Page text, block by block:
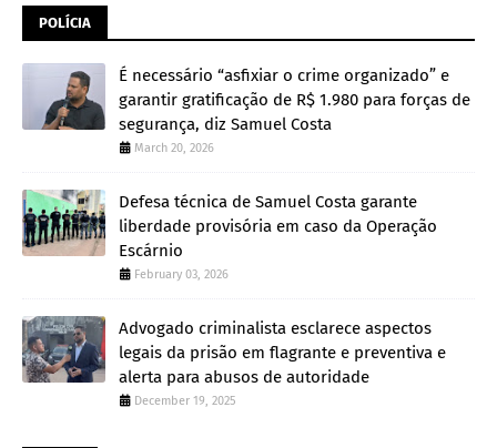
POLÍCIA
É necessário “asfixiar o crime organizado” e
garantir gratificação de R$ 1.980 para forças de
segurança, diz Samuel Costa
March 20, 2026
Defesa técnica de Samuel Costa garante
liberdade provisória em caso da Operação
Escárnio
February 03, 2026
Advogado criminalista esclarece aspectos
legais da prisão em flagrante e preventiva e
alerta para abusos de autoridade
December 19, 2025